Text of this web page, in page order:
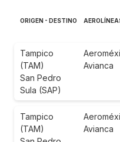
ORIGEN - DESTINO
Tampico
(TAM)
San Pedro
Sula (SAP)
Avianca
Tampico
(TAM)
Avianca